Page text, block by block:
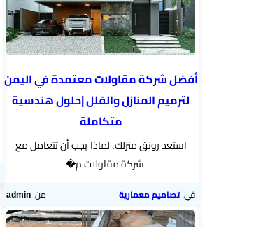
أفضل شركة مقاولات معتمدة في اليمن
لترميم المنازل والفلل |حلول هندسية
متكاملة
استعد رونق منزلك: لماذا يجب أن تتعامل مع
شركة مقاولات م�...
في:تصاميم معمارية من:admin